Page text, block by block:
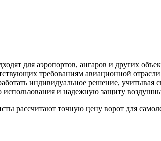
для аэропортов, ангаров и других
требованиям авиационной
индивидуальное решение, учитывая
использования и надежную защиту
рассчитают точную цену ворот для